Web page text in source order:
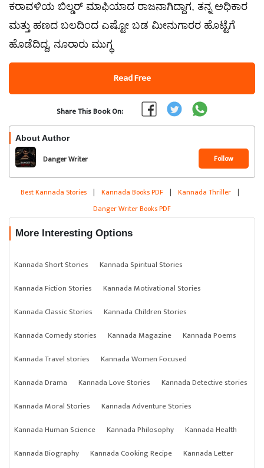
ಕರಾವಳಿಯ ಬಿಲ್ಡರ್ ಮಾಫಿಯಾದ ರಾಜನಾಗಿದ್ದಾಗ, ತನ್ನ ಅಧಿಕಾರ
ಮತ್ತು ಹಣದ ಬಲದಿಂದ ಎಷ್ಟೋ ಬಡ ಮೀನುಗಾರರ ಹೊಟ್ಟೆಗೆ
ಹೊಡೆದಿದ್ದ, ನೂರಾರು ಮುಗ್ಧ
Read Free
Share This Book On:
About Author
Danger Writer Follow
Best Kannada Stories | Kannada Books PDF | Kannada Thriller |
Danger Writer Books PDF
More Interesting Options
Kannada Short Stories
Kannada Spiritual Stories
Kannada Fiction Stories
Kannada Motivational Stories
Kannada Classic Stories
Kannada Children Stories
Kannada Comedy stories
Kannada Magazine
Kannada Poems
Kannada Travel stories
Kannada Women Focused
Kannada Drama
Kannada Love Stories
Kannada Detective stories
Kannada Moral Stories
Kannada Adventure Stories
Kannada Human Science
Kannada Philosophy
Kannada Health
Kannada Biography
Kannada Cooking Recipe Kannada Letter